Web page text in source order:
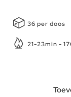
36 per doos
21-23min -